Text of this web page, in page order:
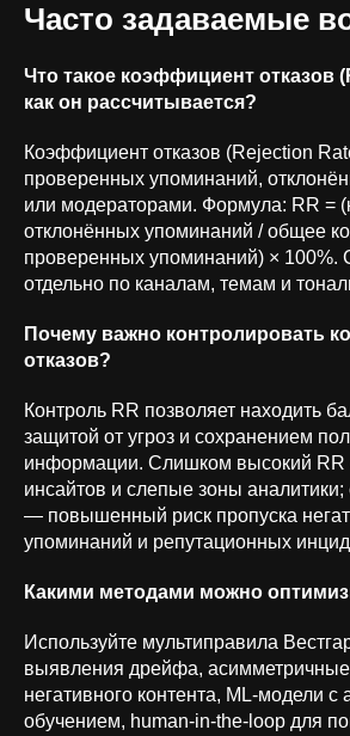
Часто задаваемые
Что такое коэффициент отказов
как он рассчитывается?
Коэффициент отказов (Rejection
проверенных упоминаний,
или модераторами. Формула: RR =
отклонённых упоминаний / общее
проверенных упоминаний) × 100%.
отдельно по каналам, темам и
Почему важно контролировать
отказов?
Контроль RR позволяет находить
защитой от угроз и сохранением
информации. Слишком высокий RR
инсайтов и слепые зоны
— повышенный риск пропуска
упоминаний и репутационных
Какими методами можно
Используйте мультиправила
выявления дрейфа, асимметричные
негативного контента, ML‑модели с
обучением, human‑in‑the‑loop для
Политика обработки
персональных данных
ООО «Орион Солюшенс», ИНН
9704235291
г. Москва, ул. Остоженка, д. 10
+7 (926) 866-31-00
info@orion-solutions.ru